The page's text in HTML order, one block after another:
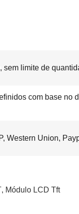
sem limite de
com base no
Western Union,
, Módulo LCD Tft